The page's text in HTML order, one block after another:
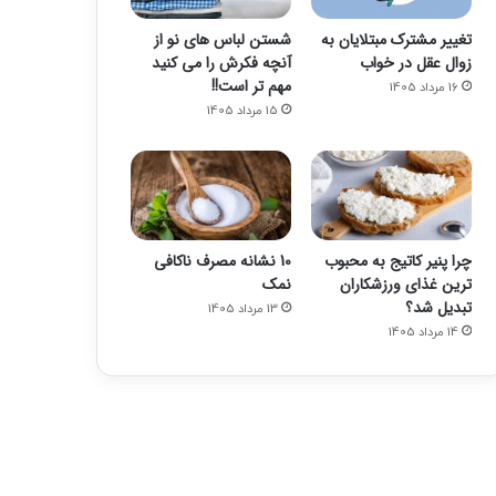
تغییر مشترک مبتلایان به
زوال عقل در خواب
16 مرداد 1405
شستن لباس های نو از
آنچه فکرش را می کنید
مهم تر است!!
15 مرداد 1405
چرا پنیر کاتیج به محبوب
ترین غذای ورزشکاران
تبدیل شد؟
14 مرداد 1405
10 نشانه مصرف ناکافی
نمک
13 مرداد 1405